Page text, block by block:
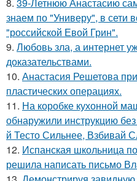
знаем по "Универу", в сети
"российской Евой Грин".
9. Любовь зла, а интернет
доказательствами.
10. Анастасия Решетова
пластических операциях.
11. На коробке кухонной
обнаружили инструкцию
й Тесто Сильнее, Взбивай
12. Испанская школьница
решила написать письмо